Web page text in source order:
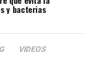
y bacterias
VIDEOS